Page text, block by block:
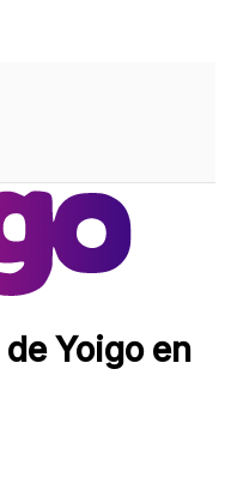
Yoigo en